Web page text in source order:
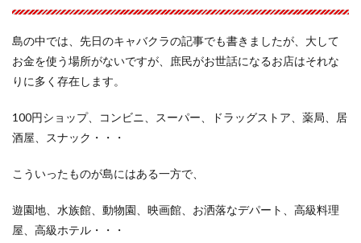
島の中では、先日のキャバクラの記事でも書きましたが、大して
お金を使う場所がないですが、庶民がお世話になるお店はそれな
りに多く存在します。
100円ショップ、コンビニ、スーパー、ドラッグストア、薬局、居
酒屋、スナック・・・
こういったものが島にはある一方で、
遊園地、水族館、動物園、映画館、お洒落なデパート、高級料理
屋、高級ホテル・・・